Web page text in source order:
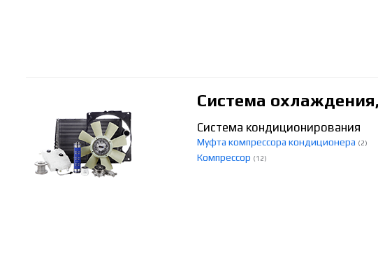
Система
Система кондиционирования
Муфта компрессора кондиционера (2)
Компрессор (12)